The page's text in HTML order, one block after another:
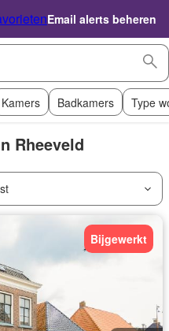
Email alerts beheren
Kamers Badkamers Type
Rheeveld
Bijgewerkt